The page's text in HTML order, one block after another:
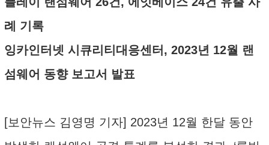
례 기록
잉카인터넷 시큐리티대응센터, 2023년 12월 랜
섬웨어 동향 보고서 발표
[보안뉴스 김영명 기자] 2023년 12월 한달 동안